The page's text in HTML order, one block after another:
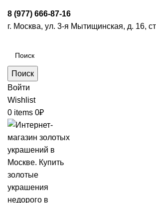
8 (977) 666-87-16
г. Москва, ул. 3-я Мытищинская, д. 16,
Поиск
Войти
Wishlist
0 items 0₽